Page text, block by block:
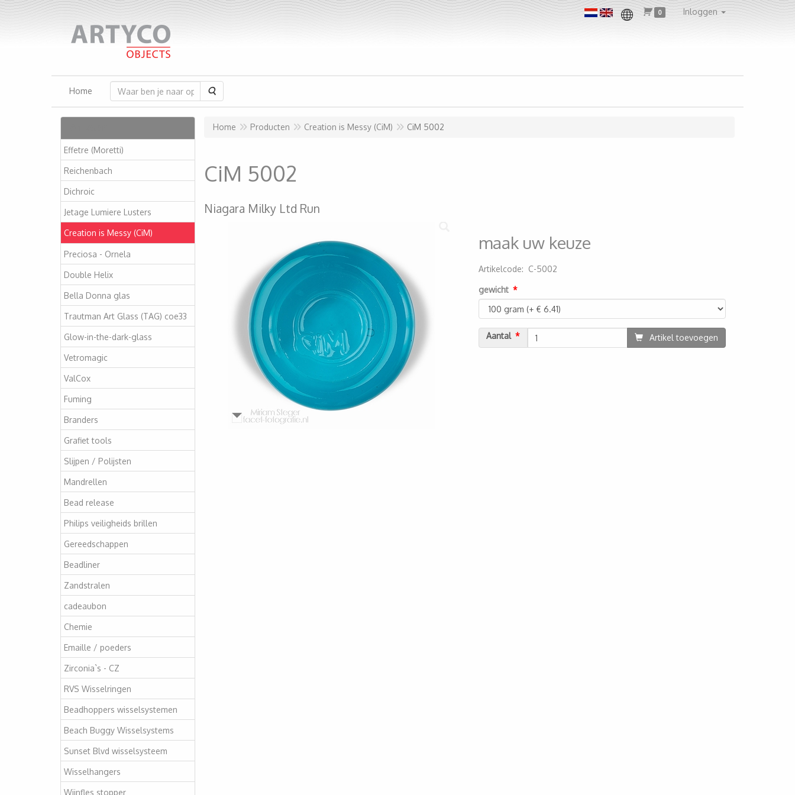
0 Inloggen
Home Zoeken
Effetre (Moretti)
Reichenbach
Dichroic
Jetage Lumiere Lusters
Creation is Messy (CiM)
Preciosa - Ornela
Double Helix
Bella Donna glas
Trautman Art Glass (TAG) coe33
Glow-in-the-dark-glass
Vetromagic
ValCox
Fuming
Branders
Grafiet tools
Slijpen / Polijsten
Mandrellen
Bead release
Philips veiligheids brillen
Gereedschappen
Beadliner
Zandstralen
cadeaubon
Chemie
Emaille / poeders
Zirconia`s - CZ
RVS Wisselringen
Beadhoppers wisselsystemen
Beach Buggy Wisselsystems
Sunset Blvd wisselsysteem
Wisselhangers
Wijnfles stopper
Home Producten Creation is Messy (CiM) CiM 5002
CiM 5002
Niagara Milky Ltd Run
maak uw keuze
Artikelcode: C-5002
gewicht
Aantal Artikel toevoegen